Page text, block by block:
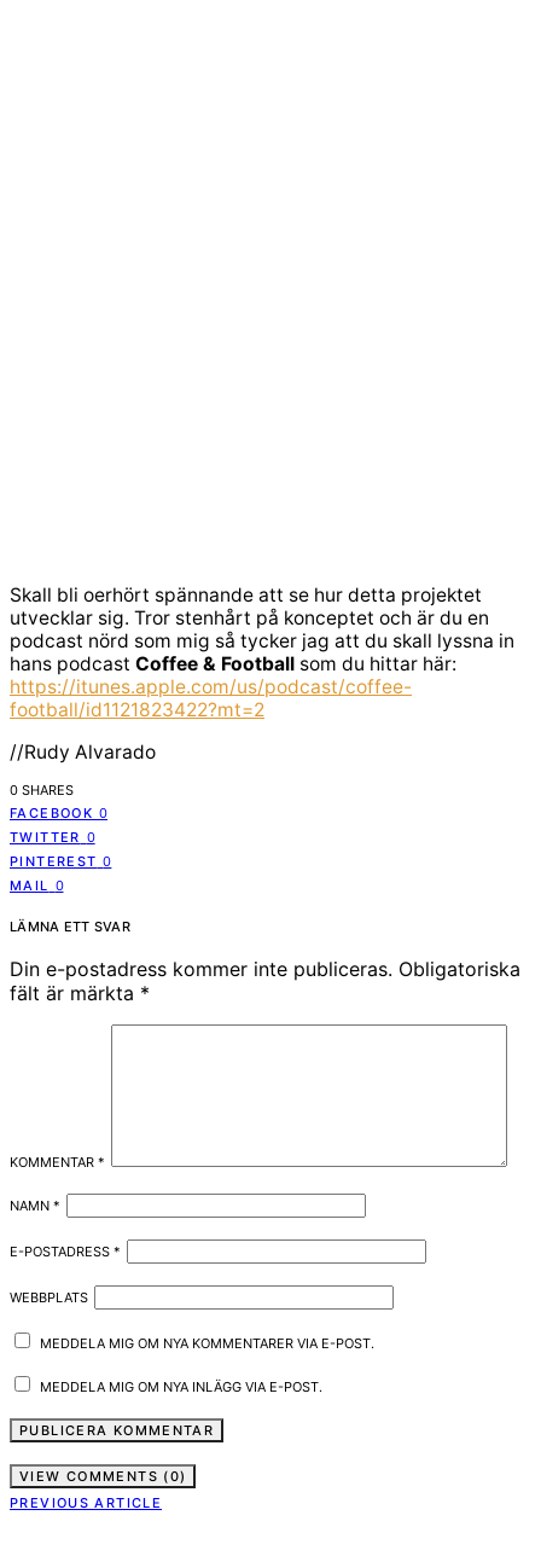
Skall bli oerhört spännande att se hur detta projektet
utvecklar sig. Tror stenhårt på konceptet och är du en
podcast nörd som mig så tycker jag att du skall lyssna in
hans podcast Coffee & Football som du hittar här:
https://itunes.apple.com/us/podcast/coffee-
football/id1121823422?mt=2
//Rudy Alvarado
0 SHARES
FACEBOOK 0
TWITTER 0
PINTEREST 0
MAIL 0
LÄMNA ETT SVAR
Din e-postadress kommer inte publiceras. Obligatoriska
fält är märkta *
KOMMENTAR *
NAMN *
E-POSTADRESS *
WEBBPLATS
MEDDELA MIG OM NYA KOMMENTARER VIA E-POST.
MEDDELA MIG OM NYA INLÄGG VIA E-POST.
VIEW COMMENTS (0)
PREVIOUS ARTICLE